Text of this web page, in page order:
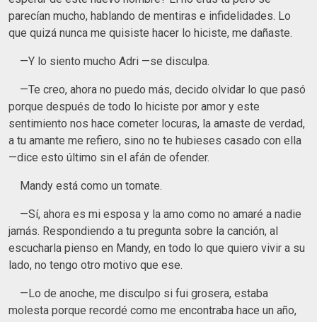
parecían mucho, hablando de mentiras e infidelidades. Lo
que quizá nunca me quisiste hacer lo hiciste, me dañaste.
—Y lo siento mucho Adri —se disculpa.
—Te creo, ahora no puedo más, decido olvidar lo que pasó
porque después de todo lo hiciste por amor y este
sentimiento nos hace cometer locuras, la amaste de verdad,
a tu amante me refiero, sino no te hubieses casado con ella
—dice esto último sin el afán de ofender.
Mandy está como un tomate.
—Sí, ahora es mi esposa y la amo como no amaré a nadie
jamás. Respondiendo a tu pregunta sobre la canción, al
escucharla pienso en Mandy, en todo lo que quiero vivir a su
lado, no tengo otro motivo que ese.
—Lo de anoche, me disculpo si fui grosera, estaba
molesta porque recordé como me encontraba hace un año,